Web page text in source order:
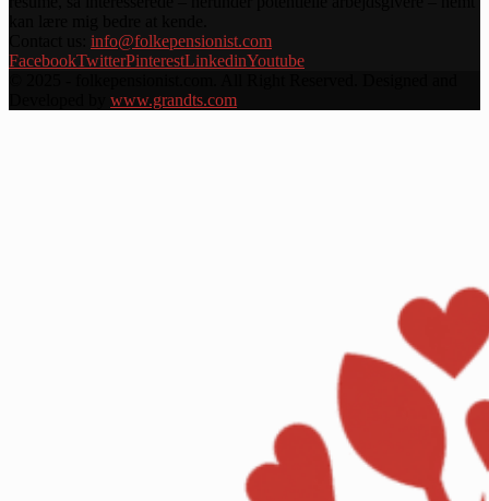
info@folkepensionist.com
FacebookTwitterPinterestLinkedinYoutube
www.grandts.com